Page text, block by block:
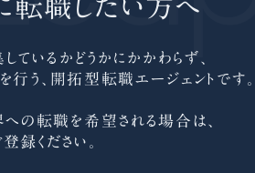
転職したい方へ
ているかどうかにかかわらず、
う、
開拓型転職エージェントです。
への 転職を希望される場合は、
録ください。